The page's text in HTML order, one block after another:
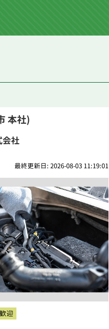
本社)
会社
最終更新日: 2026-08-03 11:19:01
迎